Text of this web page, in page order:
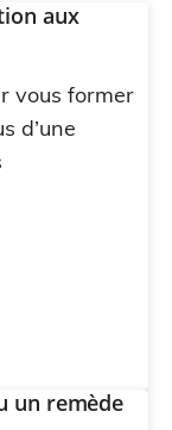
aux
vous former
d’une
un remède